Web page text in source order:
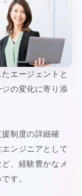
エージェントと
の変化に寄り添
制度の詳細確
ンジニアとして
、経験豊かなメ
す。